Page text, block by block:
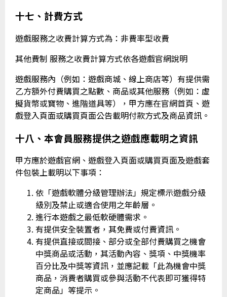
十七、計費方式
遊戲服務之收費計算方式為：非費率型收費
其他費制 服務之收費計算方式依各遊戲官網說明
遊戲服務內（例如：遊戲商城、線上商店等）有提供需
乙方額外付費購買之點數、商品或其他服務（例如：虛
擬貨幣或寶物、進階道具等），甲方應在官網首頁、遊
戲登入頁面或購買頁面公告載明付款方式及商品資訊。
十八、本會員服務提供之遊戲應載明之資訊
甲方應於遊戲官網、遊戲登入頁面或購買頁面及遊戲套
件包裝上載明以下事項：
依「遊戲軟體分級管理辦法」規定標示遊戲分級
級別及禁止或適合使用之年齡層。
進行本遊戲之最低軟硬體需求。
有提供安全裝置者，其免費或付費資訊。
有提供直接或間接、部分或全部付費購買之機會
中獎商品或活動，其活動內容、獎項、中獎機率
百分比及中獎等資訊，並應記載「此為機會中獎
商品，消費者購買或參與活動不代表即可獲得特
定商品」等提示。